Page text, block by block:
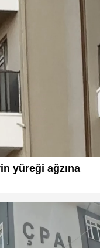
yüreği ağzına